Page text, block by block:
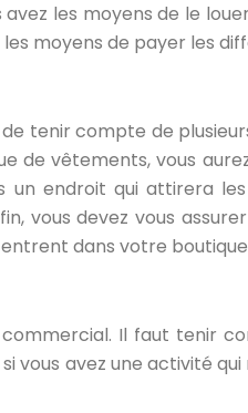
les moyens de le
moyens de payer les
compte de
vêtements, vous
endroit qui attirera
vous devez vous
dans votre
Il faut tenir
vous avez une activité